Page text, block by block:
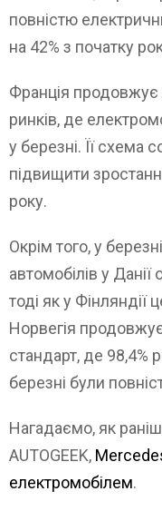
повністю
на 42% з початку
Франція продовжує
ринків, де
у березні. Її схема
підвищити
року.
Окрім того, у
автомобілів у
тоді як у
Норвегія
стандарт, де 98,4%
березні були
Нагадаємо, як
AUTOGEEK,
електромобілем.